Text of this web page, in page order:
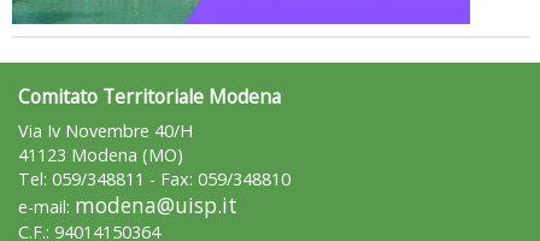
Comitato Territoriale Modena
Via Iv Novembre 40/H
41123 Modena (MO)
Tel: 059/348811 - Fax: 059/348810
e-mail: modena@uisp.it
C.F.: 94014150364